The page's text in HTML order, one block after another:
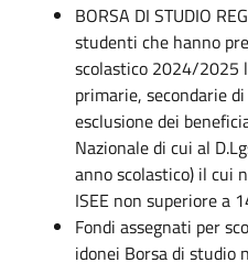
BORSA DI STUDIO
studenti che hanno
scolastico 2024/2025
primarie, secondarie
esclusione dei
Nazionale di cui al
anno scolastico) il cui
ISEE non superiore a
Fondi assegnati per
idonei Borsa di studio